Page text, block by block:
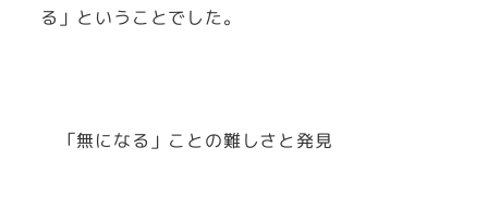
る」ということでした。
「無になる」ことの難しさと発見